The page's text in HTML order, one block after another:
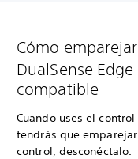
Cómo
DualSense
compatible
Cuando uses el
tendrás que
control, desconéctalo.